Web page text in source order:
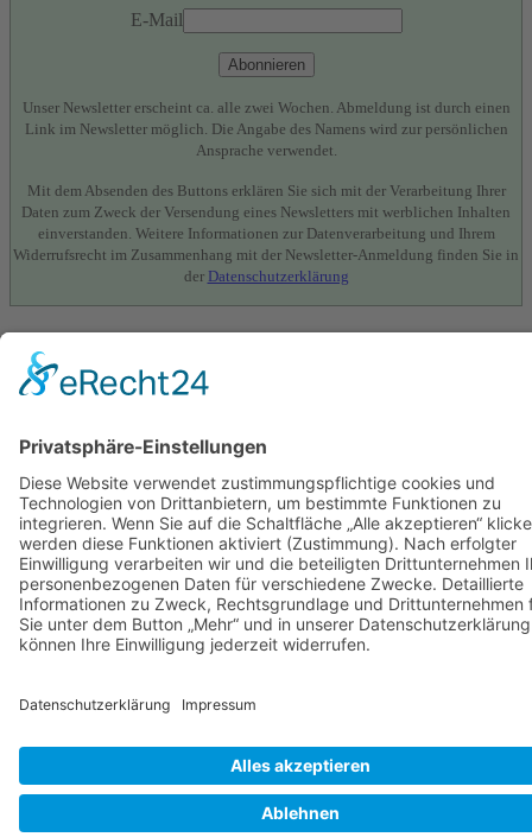
E-Mail
Abonnieren
Unser Newsletter erscheint ca. alle zwei Wochen. Abmeldung ist durch einen
Link im Newsletter möglich. Die Angabe des Namens wird zur persönlichen
Ansprache verwendet.
Mit dem Absenden des Buttons erklären Sie sich mit der Verarbeitung Ihrer
Daten zum Zweck der Versendung eines Newsletters mit werblichen Inhalten
einverstanden. Weitere Informationen zur Datenverarbeitung und Ihrem
Widerrufsrecht im Zusammenhang mit der Newsletter-Anmeldung finden Sie in
der Datenschutzerklärung